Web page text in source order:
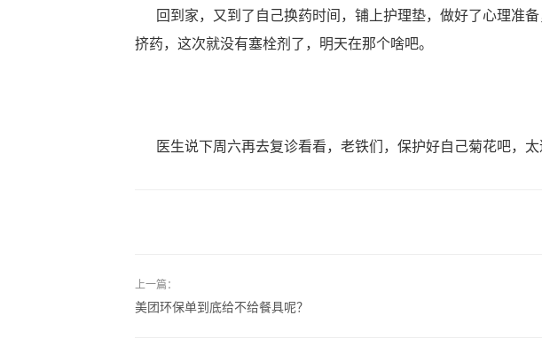
回到家，又到了自己换药时间，铺上护理垫，做好了心理准
挤药，这次就没有塞栓剂了，明天在那个啥吧。
医生说下周六再去复诊看看，老铁们，保护好自己菊花吧，太
上一篇：
美团环保单到底给不给餐具呢？